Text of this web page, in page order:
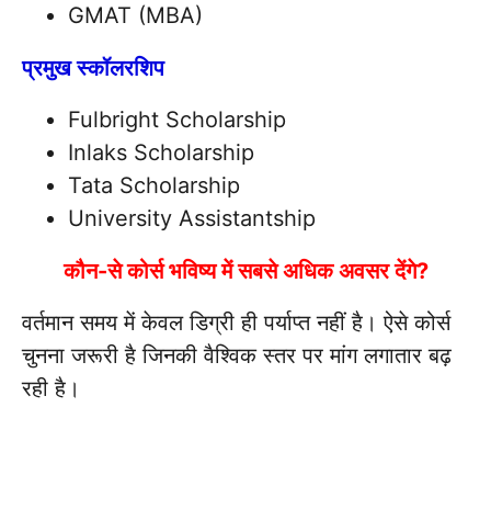
GMAT (MBA)
प्रमुख स्कॉलरशिप
Fulbright Scholarship
Inlaks Scholarship
Tata Scholarship
University Assistantship
कौन-से कोर्स भविष्य में सबसे अधिक अवसर देंगे?
वर्तमान समय में केवल डिग्री ही पर्याप्त नहीं है। ऐसे कोर्स
चुनना जरूरी है जिनकी वैश्विक स्तर पर मांग लगातार बढ़
रही है।